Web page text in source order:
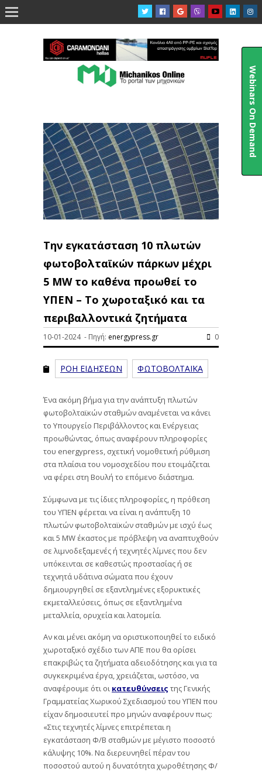

Την εγκατάσταση 10 πλωτών
φωτοβολταϊκών πάρκων μέχρι
5 MW το καθένα προωθεί το
ΥΠΕΝ – Το χωροταξικό και τα
περιβαλλοντικά ζητήματα
10-01-2024 - Πηγή: energypress.gr 0
ΡΟΗ ΕΙΔΗΣΕΩΝ ΦΩΤΟΒΟΛΤΑΪΚΑ
Ένα ακόμη βήμα για την ανάπτυξη πλωτών
φωτοβολταϊκών σταθμών αναμένεται να κάνει
το Υπουργείο Περιβάλλοντος και Ενέργειας
προωθώντας, όπως αναφέρουν πληροφορίες
του energypress, σχετική νομοθετική ρύθμιση
στα πλαίσια του νομοσχεδίου που ετοιμάζεται
να φέρει στη Βουλή το επόμενο διάστημα.
Σύμφωνα με τις ίδιες πληροφορίες, η πρόθεση
του ΥΠΕΝ φέρεται να είναι η ανάπτυξη 10
πλωτών φωτοβολταϊκών σταθμών με ισχύ έως
και 5 MW έκαστος με πρόβλεψη να αναπτυχθούν
σε λιμνοδεξαμενές ή τεχνητές λίμνες που δεν
υπόκεινται σε καθεστώς προστασίας ή σε
τεχνητά υδάτινα σώματα που έχουν
δημιουργηθεί σε εξαντλημένες εξορυκτικές
εκμεταλλεύσεις, όπως σε εξαντλημένα
μεταλλεία, ορυχεία και λατομεία.
Αν και μένει ακόμη να οριστικοποιηθεί το ειδικό
χωροταξικό σχέδιο των ΑΠΕ που θα ορίσει
επακριβώς τα ζητήματα αδειοδότησης και για τα
συγκεκριμένα έργα, χρειάζεται, ωστόσο, να
αναφέρουμε ότι οι κατευθύνσεις της Γενικής
Γραμματείας Χωρικού Σχεδιασμού του ΥΠΕΝ που
είχαν δημοσιευτεί προ μηνών αναφέρουν πως:
«Στις τεχνητές λίμνες επιτρέπεται η
εγκατάσταση Φ/Β σταθμών με μέγιστο ποσοστό
κάλυψης 10%. Να διερευνηθεί πέραν του
ποσοστού αυτού η δυνατότητα χωροθέτησης Φ/
Webinars On Demand